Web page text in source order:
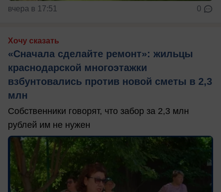
вчера в 17:51 0
Хочу сказать
«Сначала сделайте ремонт»: жильцы
краснодарской многоэтажки
взбунтовались против новой сметы в 2,3
млн
Собственники говорят, что забор за 2,3 млн
рублей им не нужен